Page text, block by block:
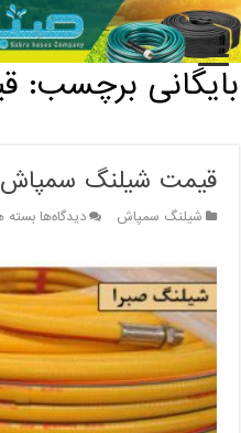
خانه / بایگانی برچسب: قیمت عمده
بایگانی برچسب:
قیمت شیلنگ
شیلنگ سمپاش دیدگاه‌هابرای
به
صورت
عمده
بسته